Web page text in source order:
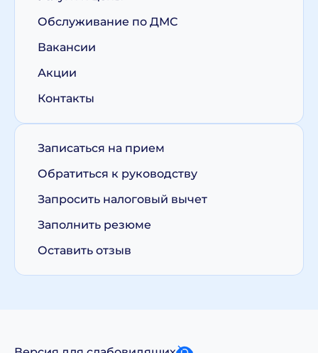
Обслуживание по ДМС
Вакансии
Акции
Контакты
Записаться на прием
Обратиться к руководству
Запросить налоговый вычет
Заполнить резюме
Оставить отзыв